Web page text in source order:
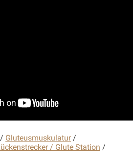
/ Gluteusmuskulatur/
/ Glute Station /